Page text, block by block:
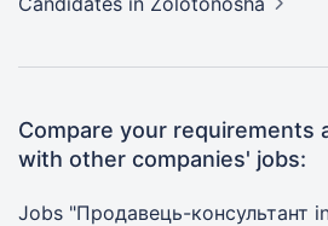
Compare your requirements
with other companies' jobs:
Jobs "Продавець-консультант